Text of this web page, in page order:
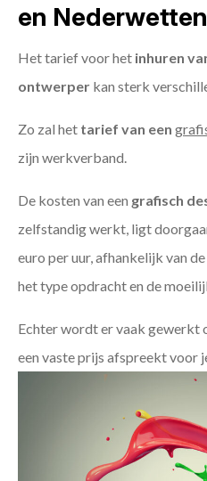
en
Het tarief voor het inhuren
ontwerper kan sterk
Zo zal het tarief van een
zijn werkverband.
De kosten van een grafisch
zelfstandig werkt, ligt
euro per uur, afhankelijk van
het type opdracht en de
Echter wordt er vaak gewerkt
een vaste prijs afspreekt voor